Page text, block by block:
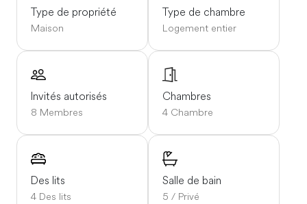
Se déplacer
Vous aurez besoin d'une voiture ! Piste d'atterrissage à
votre disposition ! 15 minutes à pied de la maison au club-
house !
Type de propriété
Maison
Type de chambre
Logement entier
Invités autorisés
8 Membres
Chambres
4 Chambre
Des lits
4 Des lits
Salle de bain
5 / Privé